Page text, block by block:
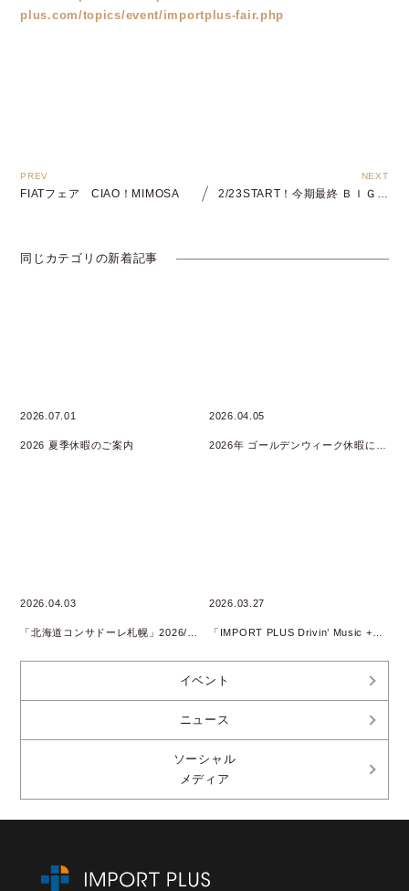
plus.com/topics/event/importplus-fair.php
FIATフェア CIAO！MIMOSA 2/23START！今期最終 ＢＩＧチャンスフェア
同じカテゴリの新着記事
2026.07.01
2026 夏季休暇のご案内
2026.04.05
2026.04.03
「北海道コンサドーレ札幌」2026/2027 SEASON SUPPLY PARTNER継続
2026.03.27
「IMPORT PLUS Drivin’ Music +」 Podcast配信開始のお知らせ
イベント
ニュース
ソーシャル
メディア